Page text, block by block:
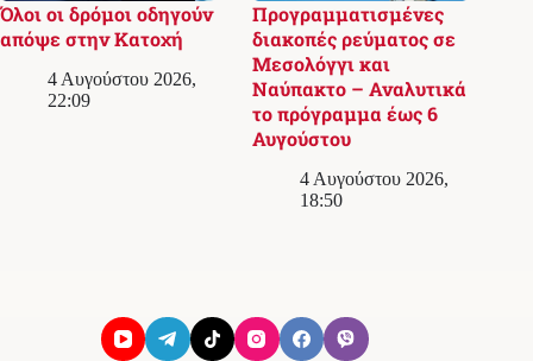
Όλοι οι δρόμοι οδηγούν
απόψε στην Κατοχή
4 Αυγούστου 2026,
22:09
Προγραμματισμένες
διακοπές ρεύματος σε
Μεσολόγγι και
Ναύπακτο – Αναλυτικά
το πρόγραμμα έως 6
Αυγούστου
4 Αυγούστου 2026,
18:50